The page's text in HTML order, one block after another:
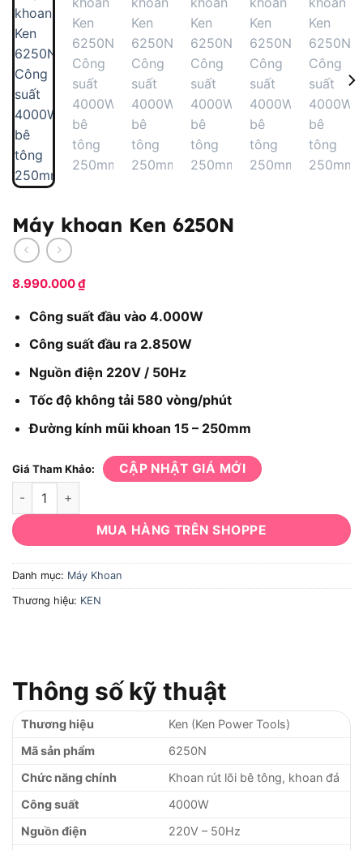
Máy khoan Ken 6250N
8.990.000₫
Công suất đầu vào 4.000W
Công suất đầu ra 2.850W
Nguồn điện 220V / 50Hz
Tốc độ không tải 580 vòng/phút
Đường kính mũi khoan 15 – 250mm
Giá Tham Khảo: CẬP NHẬT GIÁ MỚI
Máy khoan Ken 6250N số lượng
MUA HÀNG TRÊN SHOPPE
Danh mục: Máy Khoan
Thương hiệu: KEN
Thông số kỹ thuật
Thương hiệu
Ken (Ken Power Tools)
Mã sản phẩm
6250N
Chức năng chính
Khoan rút lõi bê tông, khoan đá
Công suất
4000W
Nguồn điện
220V – 50Hz